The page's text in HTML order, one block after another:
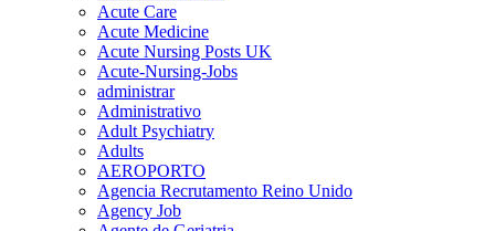
Acute Care
Acute Medicine
Acute Nursing Posts UK
Acute-Nursing-Jobs
administrar
Administrativo
Adult Psychiatry
Adults
AEROPORTO
Agencia Recrutamento Reino Unido
Agency Job